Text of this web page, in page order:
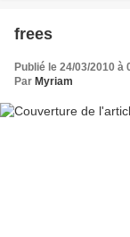
frees
Publié le 24/03/2010 à
Par Myriam